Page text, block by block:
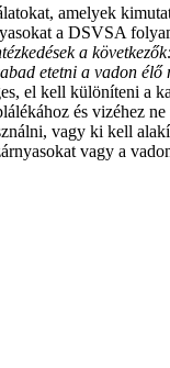
amelyek
a DSVSA
a
etetni a vadon
el kell különíteni a
és vizéhez
vagy ki kell
vagy a